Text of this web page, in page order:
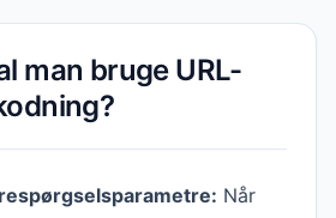
man bruge URL-
Når